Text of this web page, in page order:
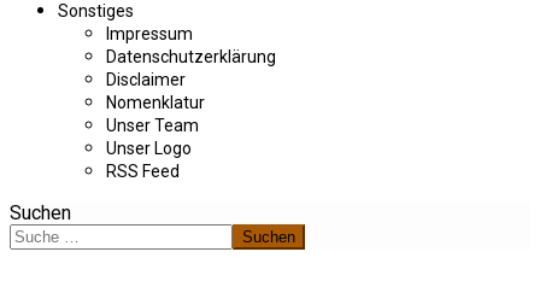
Sonstiges
Impressum
Datenschutzerklärung
Disclaimer
Nomenklatur
Unser Team
Unser Logo
RSS Feed
Suchen
Suchen